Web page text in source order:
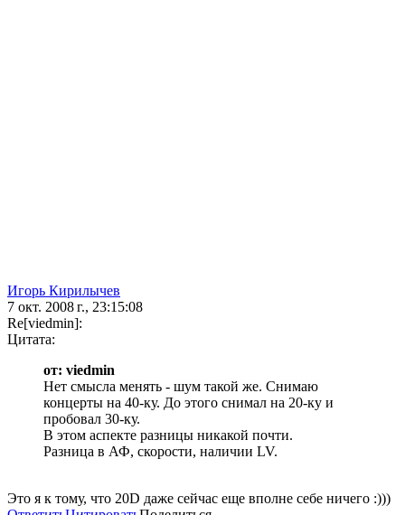
Игорь Кирилычев
7 окт. 2008 г., 23:15:08
Re[viedmin]:
Цитата:
от: viedmin
Нет смысла менять - шум такой же. Снимаю
концерты на 40-ку. До этого снимал на 20-ку и
пробовал 30-ку.
В этом аспекте разницы никакой почти.
Разница в АФ, скорости, наличии LV.
Это я к тому, что 20D даже сейчас еще вполне себе ничего :)))